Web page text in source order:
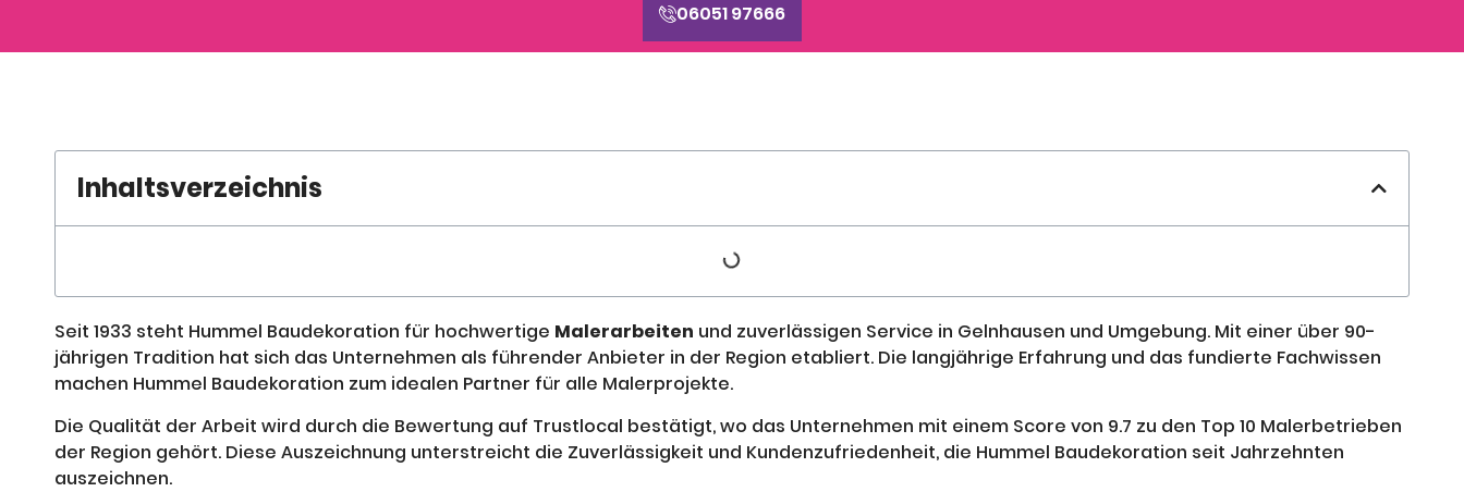
06051 97666
Inhaltsverzeichnis
Seit 1933 steht Hummel Baudekoration für hochwertige Malerarbeiten und zuverlässigen Service in Gelnhausen und Umgebung. Mit einer über 90-
jährigen Tradition hat sich das Unternehmen als führender Anbieter in der Region etabliert. Die langjährige Erfahrung und das fundierte Fachwissen
machen Hummel Baudekoration zum idealen Partner für alle Malerprojekte.
Die Qualität der Arbeit wird durch die Bewertung auf Trustlocal bestätigt, wo das Unternehmen mit einem Score von 9.7 zu den Top 10 Malerbetrieben
der Region gehört. Diese Auszeichnung unterstreicht die Zuverlässigkeit und Kundenzufriedenheit, die Hummel Baudekoration seit Jahrzehnten
auszeichnen.